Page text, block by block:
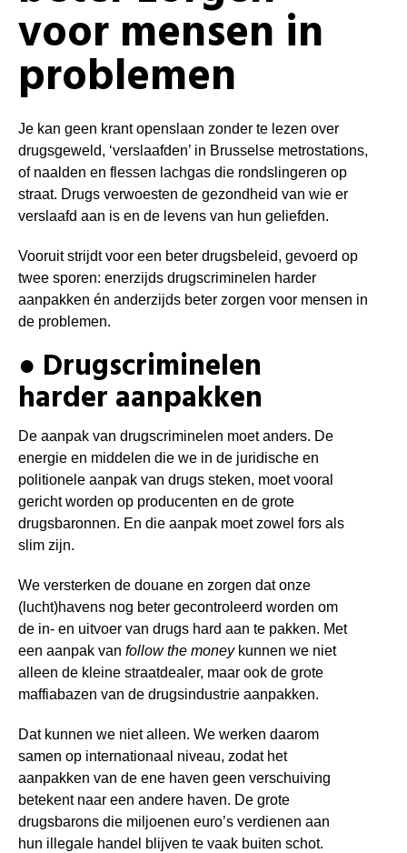
voor mensen in
problemen
Je kan geen krant openslaan zonder te lezen over
drugsgeweld, ‘verslaafden’ in Brusselse metrostations,
of naalden en flessen lachgas die rondslingeren op
straat. Drugs verwoesten de gezondheid van wie er
verslaafd aan is en de levens van hun geliefden.
Vooruit strijdt voor een beter drugsbeleid, gevoerd op
twee sporen: enerzijds drugscriminelen harder
aanpakken én anderzijds beter zorgen voor mensen in
de problemen.
● Drugscriminelen
harder aanpakken
De aanpak van drugscriminelen moet anders. De
energie en middelen die we in de juridische en
politionele aanpak van drugs steken, moet vooral
gericht worden op producenten en de grote
drugsbaronnen. En die aanpak moet zowel fors als
slim zijn.
We versterken de douane en zorgen dat onze
(lucht)havens nog beter gecontroleerd worden om
de in- en uitvoer van drugs hard aan te pakken. Met
een aanpak van follow the moneykunnen we niet
alleen de kleine straatdealer, maar ook de grote
maffiabazen van de drugsindustrie aanpakken.
Dat kunnen we niet alleen. We werken daarom
samen op internationaal niveau, zodat het
aanpakken van de ene haven geen verschuiving
betekent naar een andere haven. De grote
drugsbarons die miljoenen euro’s verdienen aan
hun illegale handel blijven te vaak buiten schot.